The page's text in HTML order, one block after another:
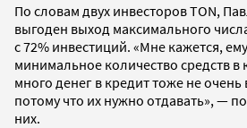
По словам двух инвесторов TON,
выгоден выход максимального
с 72% инвестиций. «Мне кажется,
минимальное количество средств
много денег в кредит тоже не
потому что их нужно отдавать», —
них.